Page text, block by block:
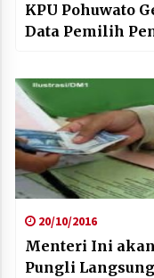
KPU Pohuwato
Data Pemilih
20/10/2016
Menteri Ini
Pungli